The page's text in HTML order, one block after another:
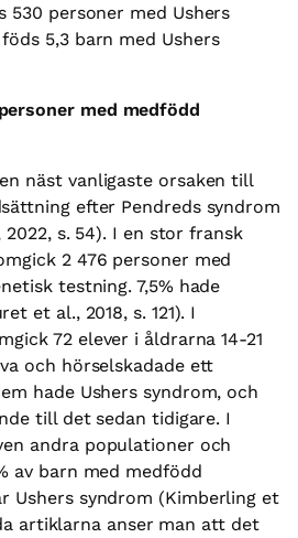
530 personer med Ushers
5,3 barn med Ushers
med medfödd
näst vanligaste orsaken till
efter Pendreds syndrom
2022, s. 54). I en stor fransk
2 476 personer med
testning. 7,5% hade
et al., 2018, s. 121). I
72 elever i åldrarna 14-21
och hörselskadade ett
hade Ushers syndrom, och
till det sedan tidigare. I
andra populationer och
av barn med medfödd
Ushers syndrom (Kimberling et
artiklarna anser man att det